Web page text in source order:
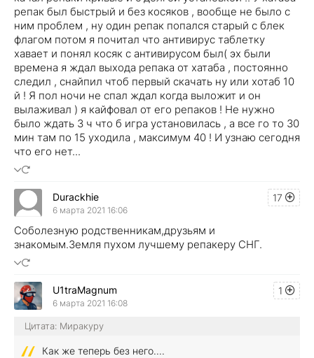
репак был быстрый и без косяков , вообще не было с
ним проблем , ну один репак попался старый с блек
флагом потом я почитал что антивирус таблетку
хавает и понял косяк с антивирусом был( эх были
времена я ждал выхода репака от хатаба , постоянно
следил , снайпил чтоб первый скачать ну или хотаб 10
й ! Я пол ночи не спал ждал когда выложит и он
вылаживал ) я кайфовал от его репаков ! Не нужно
было ждать 3 ч что б игра установилась , а все го то 30
мин там по 15 уходила , максимум 40 ! И узнаю сегодня
что его нет...
17
Durackhie
6 марта 2021 16:06
Соболезную родственникам,друзьям и
знакомым.Земля пухом лучшему репакеру СНГ.
1
U1traMagnum
6 марта 2021 16:08
Цитата: Миракуру
Как же теперь без него....